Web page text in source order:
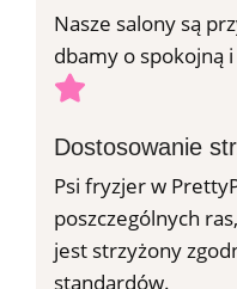
Nasze salony są
dbamy o spokojną
Dostosowanie
Psi fryzjer w
poszczególnych
jest strzyżony
standardów.